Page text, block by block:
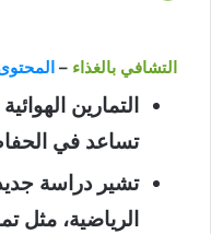
التشافي بالغذاء –
التمارين
تساعد في
تشير دراسة
الرياضية، مثل